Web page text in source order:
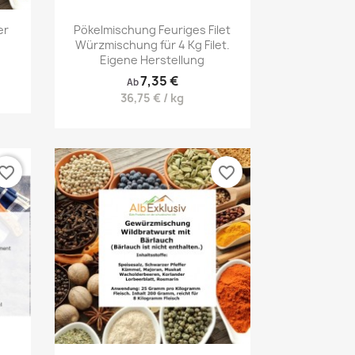
Vorschau
Pökelmischung Feuriges Filet
Würzmischung für 4 Kg Filet.
Eigene Herstellung
Ab7,35 €
36,75 € / kg
favorite_border